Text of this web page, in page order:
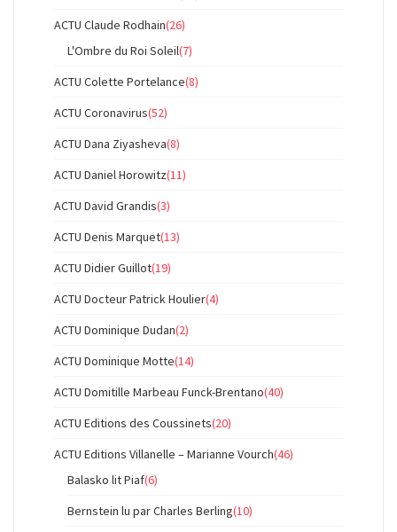
ACTU Claude Rodhain(26)
L'Ombre du Roi Soleil(7)
ACTU Colette Portelance(8)
ACTU Coronavirus(52)
ACTU Dana Ziyasheva(8)
ACTU Daniel Horowitz(11)
ACTU David Grandis(3)
ACTU Denis Marquet(13)
ACTU Didier Guillot(19)
ACTU Docteur Patrick Houlier(4)
ACTU Dominique Dudan(2)
ACTU Dominique Motte(14)
ACTU Domitille Marbeau Funck-Brentano(40)
ACTU Editions des Coussinets(20)
ACTU Editions Villanelle – Marianne Vourch(46)
Balasko lit Piaf(6)
Bernstein lu par Charles Berling(10)